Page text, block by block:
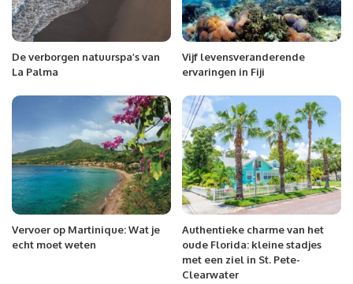
De verborgen natuurspa’s van
La Palma
Vijf levensveranderende
ervaringen in Fiji
Vervoer op Martinique: Wat je
echt moet weten
Authentieke charme van het
oude Florida: kleine stadjes
met een ziel in St. Pete-
Clearwater